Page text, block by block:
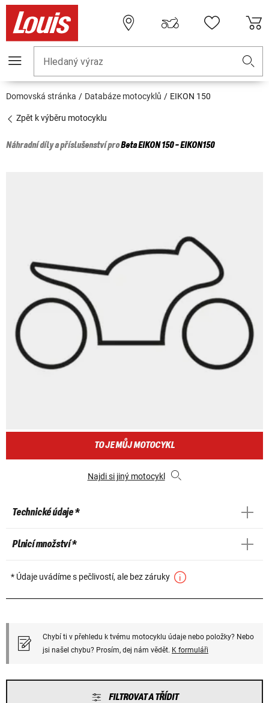
Hledaný výraz
Domovská stránka Databáze motocyklů EIKON 150
Zpět k výběru motocyklu
Náhradní díly a příslušenství proBetaEIKON 150 - EIKON150
TO JE MŮJ MOTOCYKL
Najdi si jiný motocykl
Technické údaje *
Plnicí množství *
* Údaje uvádíme s pečlivostí, ale bez záruky
Chybí ti v přehledu k tvému motocyklu údaje nebo položky? Nebo
jsi našel chybu? Prosím, dej nám vědět. K formuláři
FILTROVAT A TŘÍDIT